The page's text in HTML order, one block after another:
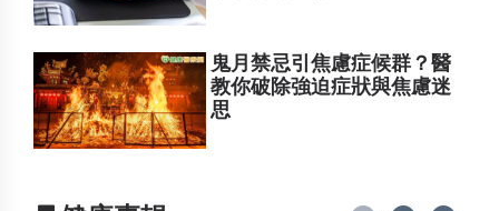
鬼月禁忌引焦慮症候群？醫
教你破除強迫症狀與焦慮迷
思